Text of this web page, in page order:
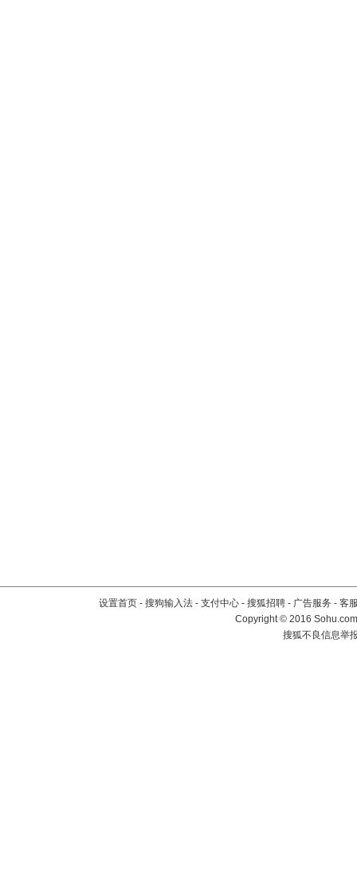
设置首页 - 搜狗输入法 - 支付中心 - 搜狐招聘 - 广告服务 - 客
Copyright©2016
搜狐不良信息举